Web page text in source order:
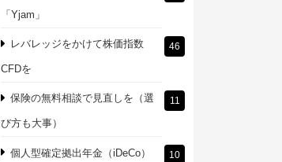
「Yjam」
レバレッジをかけて株価指数
CFDを
46
保険の無料相談で見直しを（選
び方も大事）
11
個人型確定拠出年金（iDeCo） 10